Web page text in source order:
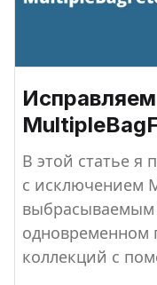
Исправляем
В этой статье я
с исключением
выбрасываемым
одновременном
коллекций с